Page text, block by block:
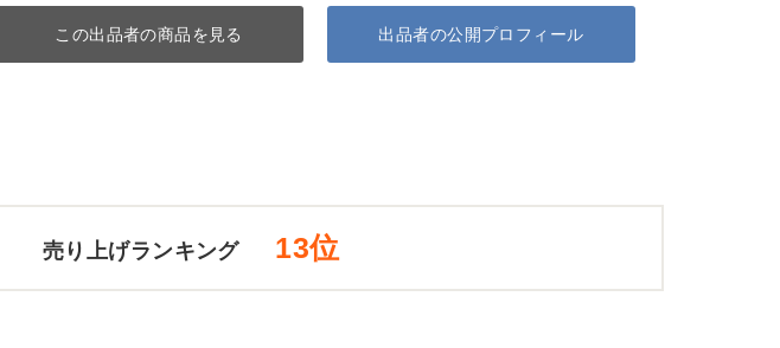
この出品者の商品を見る 出品者の公開プロフィール
売り上げランキング 13位